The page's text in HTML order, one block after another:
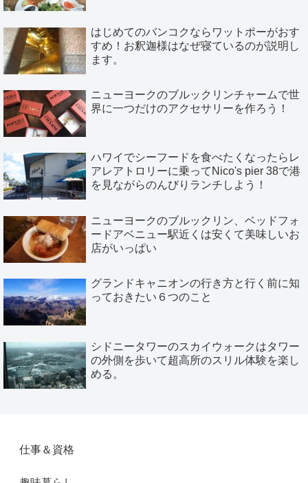
はじめてのバンコクならワットポーがおす
すめ！お釈迦様はなぜ寝ているのが説明し
ます。
ニューヨークのブルックリンチャームで世
界に一つだけのアクセサリーを作ろう！
ハワイでシーフードを食べたくなったらレ
アレアトロリーに乗ってNico's pier 38で港
を見ながらのんびりランチしよう！
ニューヨークのブルックリン、ベッドフォ
ードアベニュー駅近くは安くて美味しいお
店がいっぱい
グランドキャニオンの行き方と行く前に知
っておきたい６つのこと
シドニータワーのスカイウォークはタワー
の外側を歩いて超高所のスリル体験を楽し
める。
仕事＆資格